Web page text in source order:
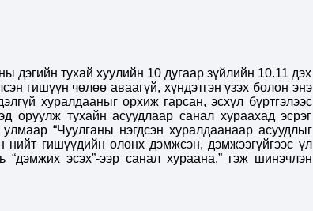
тухай хуулийн 10 дугаар зүйлийн 10.11 дэх
гишүүн чөлөө аваагүй, хүндэтгэн үзэх болон энэ
хуралдааныг орхиж гарсан, эсхүл бүртгэлээс
оруулж тухайн асуудлаар санал хураахад эсрэг
“Чуулганы нэгдсэн хуралдаанаар асуудлыг
гишүүдийн олонх дэмжсэн, дэмжээгүйгээс үл
эсэх”-ээр санал хураана.” гэж шинэчлэн